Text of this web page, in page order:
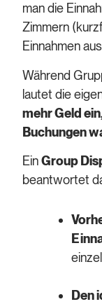
man die
Zimmern
Einnahmen
Während
lautet die
mehr Geld
Buchungen
EinGroup
beantwortet
Den